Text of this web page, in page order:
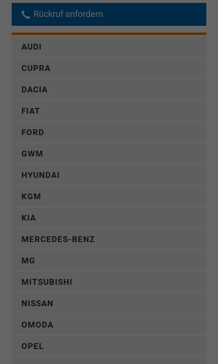
Rückruf anfordern
AUDI
CUPRA
DACIA
FIAT
FORD
GWM
HYUNDAI
KGM
KIA
MERCEDES-BENZ
MG
MITSUBISHI
NISSAN
OMODA
OPEL